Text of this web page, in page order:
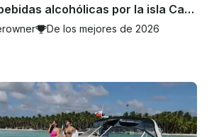
Crucero con bebidas alcohólicas por la isla Catalina, bar de esnórquel, entretenimiento y música
De los mejores de 2026